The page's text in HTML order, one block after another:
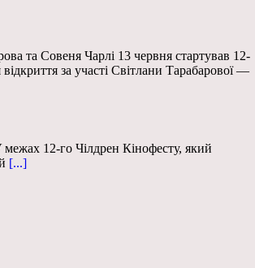
та Совеня Чарлі 13 червня стартував 12-
за участі Світлани Тарабарової —
межах 12-го Чілдрен Кінофесту, який
[...]